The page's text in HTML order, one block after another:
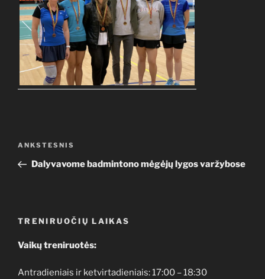
Navigacija
įrašų
Ankstesnis
įrašas
ANKSTESNIS
Dalyvavome badmintono mėgėjų lygos varžybose
TRENIRUOČIŲ LAIKAS
Vaikų treniruotės:
Antradieniais ir ketvirtadieniais: 17:00 – 18:30